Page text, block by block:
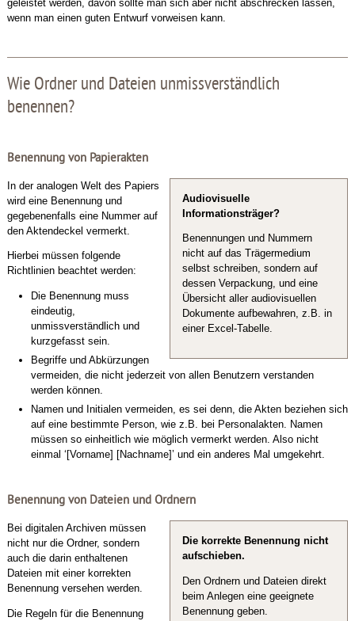
geleistet werden, davon sollte man sich aber nicht abschrecken lassen,
wenn man einen guten Entwurf vorweisen kann.
Wie Ordner und Dateien unmissverständlich
benennen?
Benennung von Papierakten
Audiovisuelle
Informationsträger?
Benennungen und Nummern
nicht auf das Trägermedium
selbst schreiben, sondern auf
dessen Verpackung, und eine
Übersicht aller audiovisuellen
Dokumente aufbewahren, z.B. in
einer Excel-Tabelle.
In der analogen Welt des Papiers
wird eine Benennung und
gegebenenfalls eine Nummer auf
den Aktendeckel vermerkt.
Hierbei müssen folgende
Richtlinien beachtet werden:
Die Benennung muss
eindeutig,
unmissverständlich und
kurzgefasst sein.
Begriffe und Abkürzungen
vermeiden, die nicht jederzeit von allen Benutzern verstanden
werden können.
Namen und Initialen vermeiden, es sei denn, die Akten beziehen sich
auf eine bestimmte Person, wie z.B. bei Personalakten. Namen
müssen so einheitlich wie möglich vermerkt werden. Also nicht
einmal ‘[Vorname] [Nachname]’ und ein anderes Mal umgekehrt.
Benennung von Dateien und Ordnern
Die korrekte Benennung nicht
aufschieben.
Den Ordnern und Dateien direkt
beim Anlegen eine geeignete
Benennung geben.
Bei digitalen Archiven müssen
nicht nur die Ordner, sondern
auch die darin enthaltenen
Dateien mit einer korrekten
Benennung versehen werden.
Die Regeln für die Benennung